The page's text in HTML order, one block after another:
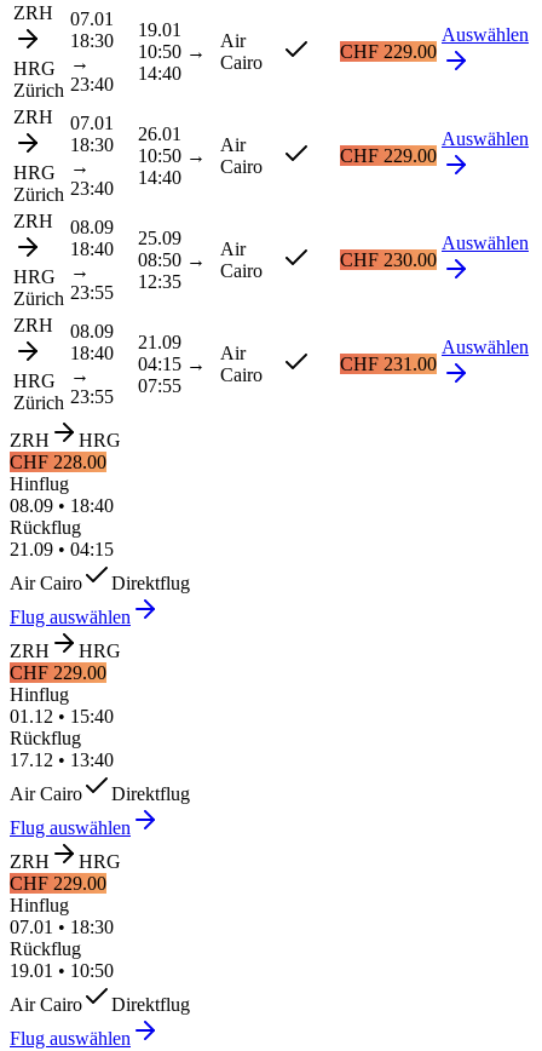
ZRH
HRG
Zürich
07.01
18:30
→
23:40
19.01
10:50 →
14:40
Air
Cairo
CHF 229.00
Auswählen
ZRH
HRG
Zürich
07.01
18:30
→
23:40
26.01
10:50 →
14:40
Air
Cairo
CHF 229.00
Auswählen
ZRH
HRG
Zürich
08.09
18:40
→
23:55
25.09
08:50 →
12:35
Air
Cairo
CHF 230.00
Auswählen
ZRH
HRG
Zürich
08.09
18:40
→
23:55
21.09
04:15 →
07:55
Air
Cairo
CHF 231.00
Auswählen
ZRH
HRG
CHF 228.00
Hinflug
08.09 • 18:40
Rückflug
21.09 • 04:15
Air Cairo
Direktflug
Flug auswählen
ZRH
HRG
CHF 229.00
Hinflug
01.12 • 15:40
Rückflug
17.12 • 13:40
Air Cairo
Direktflug
Flug auswählen
ZRH
HRG
CHF 229.00
Hinflug
07.01 • 18:30
Rückflug
19.01 • 10:50
Air Cairo
Direktflug
Flug auswählen